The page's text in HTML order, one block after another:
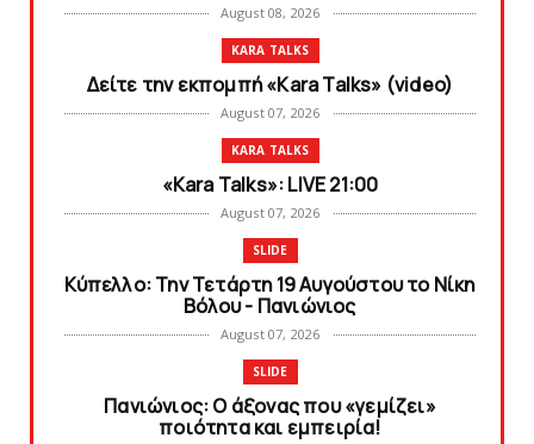
August 08, 2026
KARA TALKS
Δείτε την εκπομπή «Kara Talks» (video)
August 07, 2026
KARA TALKS
«Kara Talks»: LIVE 21:00
August 07, 2026
SLIDE
Κύπελλο: Την Τετάρτη 19 Αυγούστου το Νίκη
Βόλου - Πανιώνιος
August 07, 2026
SLIDE
Πανιώνιος: O άξονας που «γεμίζει»
ποιότητα και εμπειρία!